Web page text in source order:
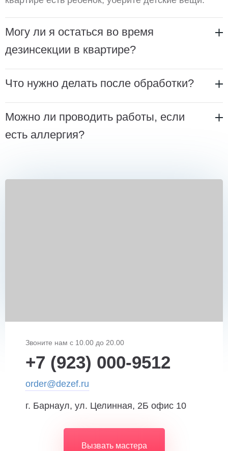
Могу ли я остаться во время
дезинсекции в квартире?
Что нужно делать после обработки?
Можно ли проводить работы, если
есть аллергия?
Звоните нам с 10.00 до 20.00
+7 (923) 000-9512
order@dezef.ru
г. Барнаул, ул. Целинная, 2Б офис 10
Вызвать мастера